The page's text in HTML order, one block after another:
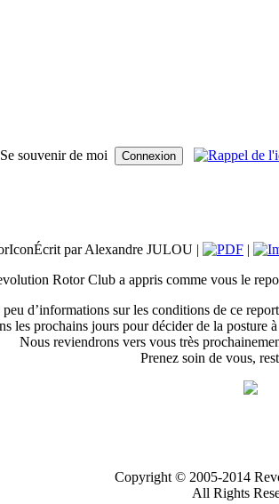
Se souvenir de moi
Écrit par Alexandre JULOU | |
Rotor Club a appris comme vous le
d’informations sur les conditions de ce
les prochains jours pour décider de la posture
Nous reviendrons vers vous très
Prenez soin de vous,
Copyright © 2005-2014
All Rights